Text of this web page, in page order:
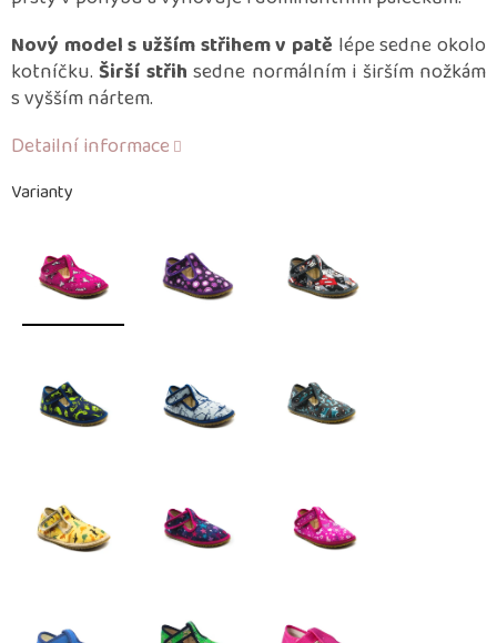
Varianty
Nový model s užším střihem v patě lépe sedne okolo
kotníčku. Širší střih sedne normálním i širším nožkám
s vyšším nártem.
Detailní informace